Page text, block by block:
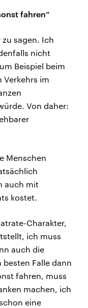
fahren“
zu sagen. Ich
nicht
Beispiel beim
Verkehrs im
Von daher:
Menschen
auch mit
kostet.
Charakter,
ich muss
auch die
Falle dann
fahren, muss
machen, ich
eine